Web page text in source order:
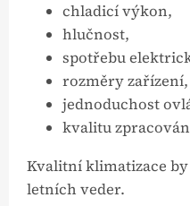
chladicí výkon,
hlučnost,
spotřebu
rozměry zařízení,
jednoduchost
kvalitu
Kvalitní klimatizace
letních veder.